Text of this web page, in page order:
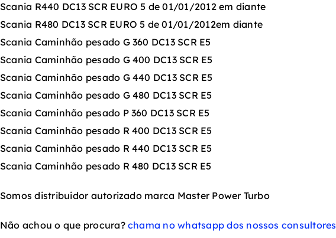
Scania R440 DC13 SCR EURO 5 de 01/01/2012 em diante
Scania R480 DC13 SCR EURO 5 de 01/01/2012em diante
Scania Caminhão pesado G 360 DC13 SCR E5
Scania Caminhão pesado G 400 DC13 SCR E5
Scania Caminhão pesado G 440 DC13 SCR E5
Scania Caminhão pesado G 480 DC13 SCR E5
Scania Caminhão pesado P 360 DC13 SCR E5
Scania Caminhão pesado R 400 DC13 SCR E5
Scania Caminhão pesado R 440 DC13 SCR E5
Scania Caminhão pesado R 480 DC13 SCR E5
Somos distribuidor autorizado marca Master Power Turbo
Não achou o que procura?chama no whatsapp dos nossos consultores